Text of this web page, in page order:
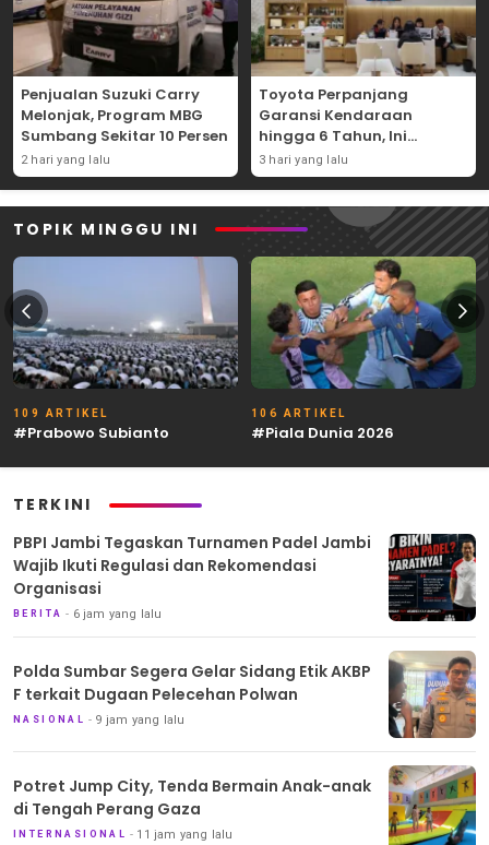
Penjualan Suzuki Carry
Melonjak, Program MBG
Sumbang Sekitar 10 Persen
2 hari yang lalu
Toyota Perpanjang
Garansi Kendaraan
hingga 6 Tahun, Ini
Syaratnya
3 hari yang lalu
TOPIK MINGGU INI
109 ARTIKEL
#Prabowo Subianto
106 ARTIKEL
#Piala Dunia 2026
TERKINI
PBPI Jambi Tegaskan Turnamen Padel Jambi
Wajib Ikuti Regulasi dan Rekomendasi
Organisasi
BERITA 6 jam yang lalu
Polda Sumbar Segera Gelar Sidang Etik AKBP
F terkait Dugaan Pelecehan Polwan
NASIONAL 9 jam yang lalu
Potret Jump City, Tenda Bermain Anak-anak
di Tengah Perang Gaza
INTERNASIONAL 11 jam yang lalu